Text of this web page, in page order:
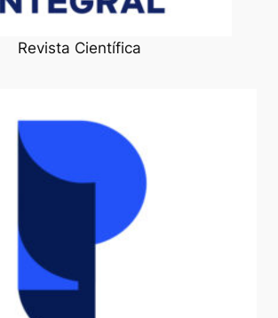
Revista Científica